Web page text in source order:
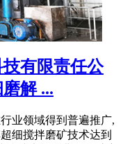
有限责任公
解 ...
业领域得到普遍推广,
细搅拌磨矿技术达到